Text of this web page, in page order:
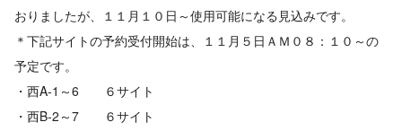
おりましたが、１１月１０日～使用可能になる見込みです。
＊下記サイトの予約受付開始は、１１月５日ＡＭ０８：１０～の
予定です。
・西A-1～6 ６サイト
・西B-2～7 ６サイト